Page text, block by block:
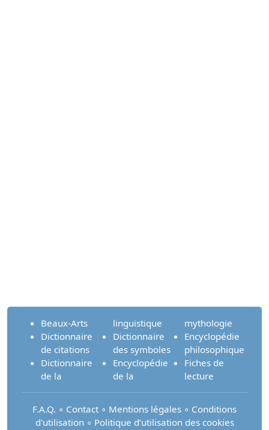
Beaux-Arts
Dictionnaire
de citations
Dictionnaire
de la
linguistique
Dictionnaire
des symboles
Encyclopédie
de la
mythologie
Encyclopédie
philosophique
Fiches de
lecture
F.A.Q. ∘ Contact ∘ Mentions légales ∘ Conditions
d'utilisation∘ Politique d’utilisation des cookies